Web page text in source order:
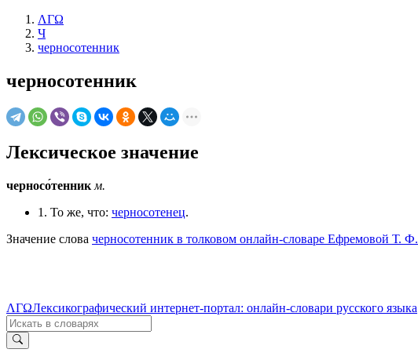
ΛΓΩ
Ч
черносотенник
черносотенник
Лексическое значение
черносо́тенник м.
1. То же, что: черносотенец.
Значение слова черносотенник в толковом онлайн-словаре Ефремовой Т. Ф.
ΛΓΩЛексикографический интернет-портал: онлайн-словари русского языка